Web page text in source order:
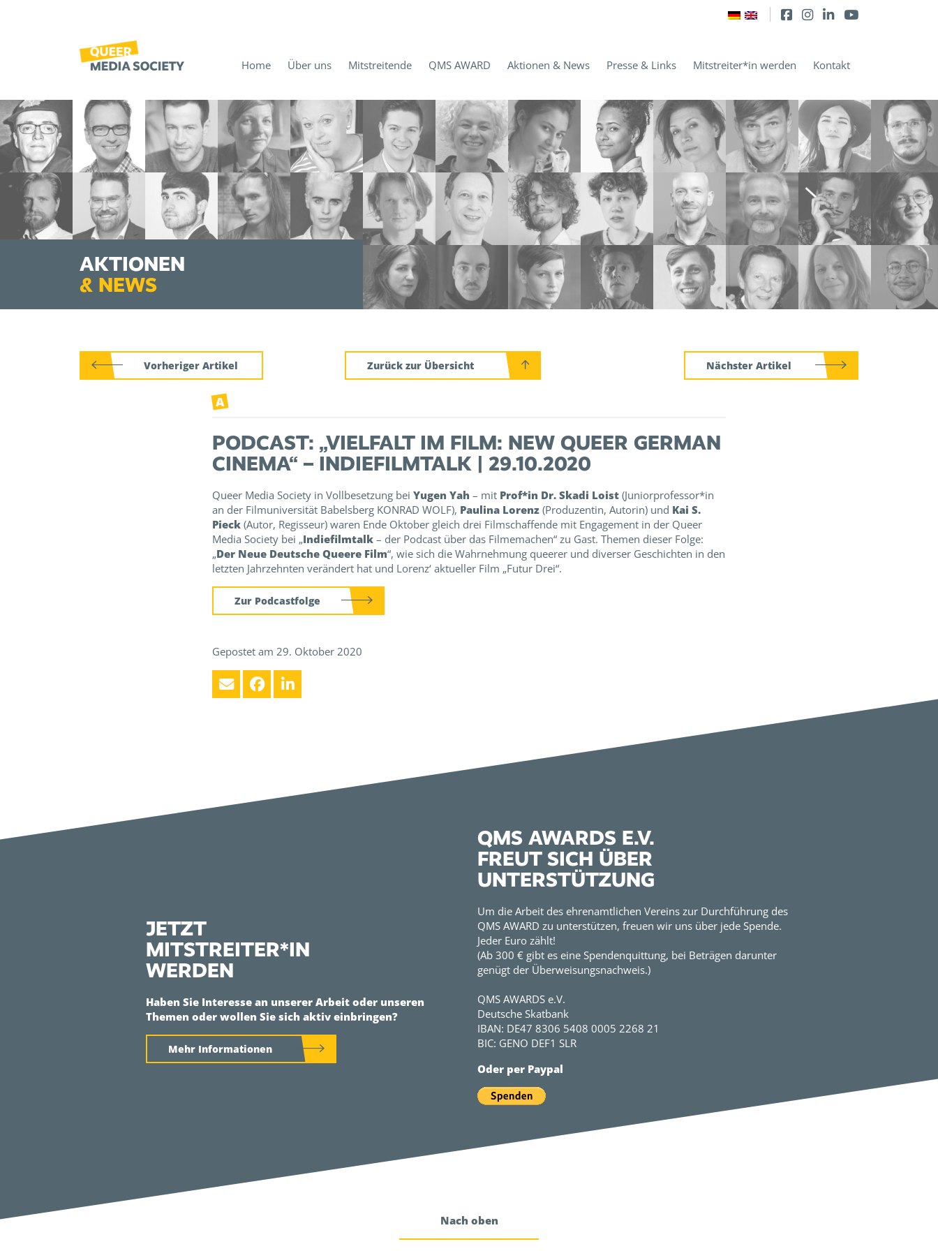
Home Über uns Mitstreitende QMS AWARD Aktionen & News Presse & Links Mitstreiter*in werden Kontakt
AKTIONEN
& NEWS
Vorheriger Artikel Zurück zur Übersicht Nächster Artikel
A
PODCAST: „VIELFALT IM FILM: NEW QUEER GERMAN
CINEMA“ – INDIEFILMTALK | 29.10.2020
Queer Media Society in Vollbesetzung bei Yugen Yah – mit Prof*in Dr. Skadi Loist (Juniorprofessor*in
an der Filmuniversität Babelsberg KONRAD WOLF), Paulina Lorenz (Produzentin, Autorin) und Kai S.
Pieck (Autor, Regisseur) waren Ende Oktober gleich drei Filmschaffende mit Engagement in der Queer
Media Society bei „Indiefilmtalk – der Podcast über das Filmemachen“ zu Gast. Themen dieser Folge:
„Der Neue Deutsche Queere Film“, wie sich die Wahrnehmung queerer und diverser Geschichten in den
letzten Jahrzehnten verändert hat und Lorenz‘ aktueller Film „Futur Drei“.
Zur Podcastfolge
Gepostet am 29. Oktober 2020
QMS AWARDS E.V.
FREUT SICH ÜBER
UNTERSTÜTZUNG
JETZT
MITSTREITER*IN
WERDEN
Haben Sie Interesse an unserer Arbeit oder unseren
Themen oder wollen Sie sich aktiv einbringen?
Mehr Informationen
Um die Arbeit des ehrenamtlichen Vereins zur Durchführung des
QMS AWARD zu unterstützen, freuen wir uns über jede Spende.
Jeder Euro zählt!
(Ab 300 € gibt es eine Spendenquittung, bei Beträgen darunter
genügt der Überweisungsnachweis.)
QMS AWARDS e.V.
Deutsche Skatbank
IBAN: DE47 8306 5408 0005 2268 21
BIC: GENO DEF1 SLR
Oder per Paypal
Nach oben